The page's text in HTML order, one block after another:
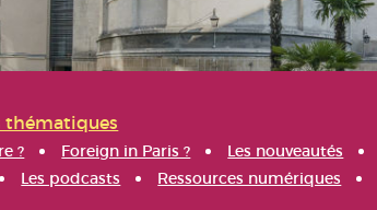
thématiques
? Foreign in Paris ? Les nouveautés
Les podcasts Ressources numériques